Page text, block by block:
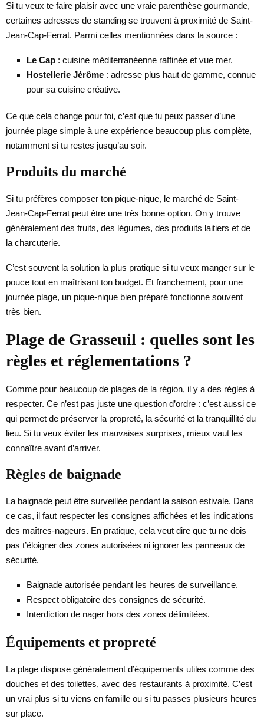
Si tu veux te faire plaisir avec une vraie parenthèse gourmande,
certaines adresses de standing se trouvent à proximité de Saint-
Jean-Cap-Ferrat. Parmi celles mentionnées dans la source :
Le Cap : cuisine méditerranéenne raffinée et vue mer.
Hostellerie Jérôme : adresse plus haut de gamme, connue
pour sa cuisine créative.
Ce que cela change pour toi, c’est que tu peux passer d’une
journée plage simple à une expérience beaucoup plus complète,
notamment si tu restes jusqu’au soir.
Produits du marché
Si tu préfères composer ton pique-nique, le marché de Saint-
Jean-Cap-Ferrat peut être une très bonne option. On y trouve
généralement des fruits, des légumes, des produits laitiers et de
la charcuterie.
C’est souvent la solution la plus pratique si tu veux manger sur le
pouce tout en maîtrisant ton budget. Et franchement, pour une
journée plage, un pique-nique bien préparé fonctionne souvent
très bien.
Plage de Grasseuil : quelles sont les
règles et réglementations ?
Comme pour beaucoup de plages de la région, il y a des règles à
respecter. Ce n’est pas juste une question d’ordre : c’est aussi ce
qui permet de préserver la propreté, la sécurité et la tranquillité du
lieu. Si tu veux éviter les mauvaises surprises, mieux vaut les
connaître avant d’arriver.
Règles de baignade
La baignade peut être surveillée pendant la saison estivale. Dans
ce cas, il faut respecter les consignes affichées et les indications
des maîtres-nageurs. En pratique, cela veut dire que tu ne dois
pas t’éloigner des zones autorisées ni ignorer les panneaux de
sécurité.
Baignade autorisée pendant les heures de surveillance.
Respect obligatoire des consignes de sécurité.
Interdiction de nager hors des zones délimitées.
Équipements et propreté
La plage dispose généralement d’équipements utiles comme des
douches et des toilettes, avec des restaurants à proximité. C’est
un vrai plus si tu viens en famille ou si tu passes plusieurs heures
sur place.